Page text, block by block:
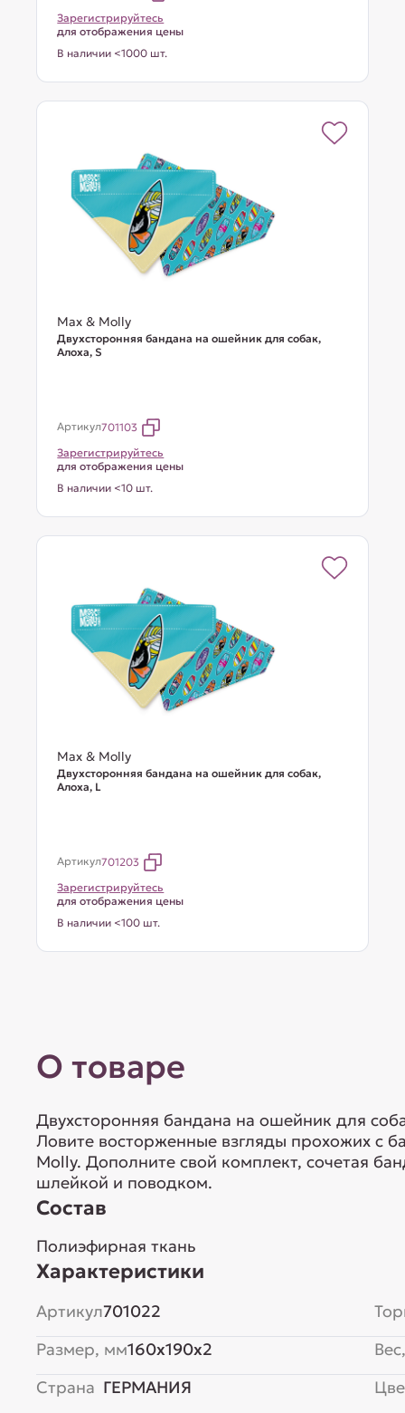
Зарегистрируйтесь
для отображения цены
В наличии <1000 шт.
Max & Molly
Двухсторонняя бандана на ошейник для собак,
Алоха, S
Артикул701103
Зарегистрируйтесь
для отображения цены
В наличии <10 шт.
Max & Molly
Двухсторонняя бандана на ошейник для собак,
Алоха, L
Артикул701203
Зарегистрируйтесь
для отображения цены
В наличии <100 шт.
О товаре
Двухсторонняя бандана на ошейник для
Ловите восторженные взгляды прохожих с
Molly. Дополните свой комплект, сочетая
шлейкой и поводком.
Состав
Полиэфирная ткань
Характеристики
Артикул701022
Размер, мм160x190x2
Страна ГЕРМАНИЯ